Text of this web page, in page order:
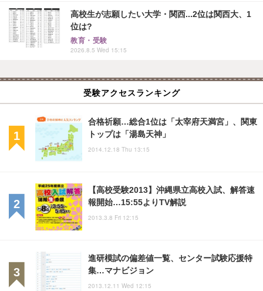
高校生が志願したい大学・関西...2位は関西大、1
位は?
教育・受験
2026.8.5 Wed 15:15
受験アクセスランキング
合格祈願…総合1位は「太宰府天満宮」、関東
トップは「湯島天神」
2014.12.18 Thu 13:15
【高校受験2013】沖縄県立高校入試、解答速
報開始…15:55よりTV解説
2013.3.8 Fri 12:15
進研模試の偏差値一覧、センター試験応援特
集…マナビジョン
2013.12.11 Wed 12:15